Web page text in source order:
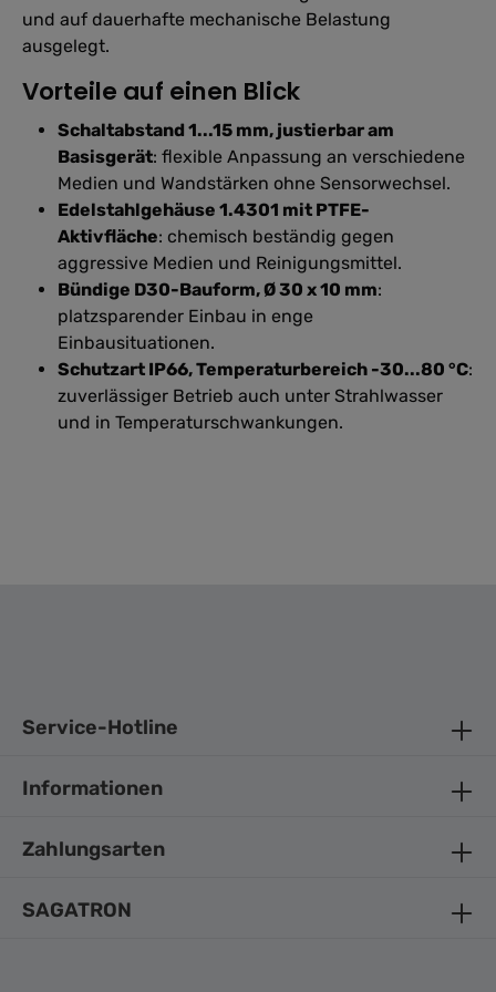
und auf dauerhafte mechanische Belastung
ausgelegt.
Vorteile auf einen Blick
Schaltabstand 1...15 mm, justierbar am
Basisgerät: flexible Anpassung an verschiedene
Medien und Wandstärken ohne Sensorwechsel.
Edelstahlgehäuse 1.4301 mit PTFE-
Aktivfläche: chemisch beständig gegen
aggressive Medien und Reinigungsmittel.
Bündige D30-Bauform, Ø 30 x 10 mm:
platzsparender Einbau in enge
Einbausituationen.
Schutzart IP66, Temperaturbereich -30...80 °C:
zuverlässiger Betrieb auch unter Strahlwasser
und in Temperaturschwankungen.
SAGATRON
Service-Hotline
Informationen
Zahlungsarten